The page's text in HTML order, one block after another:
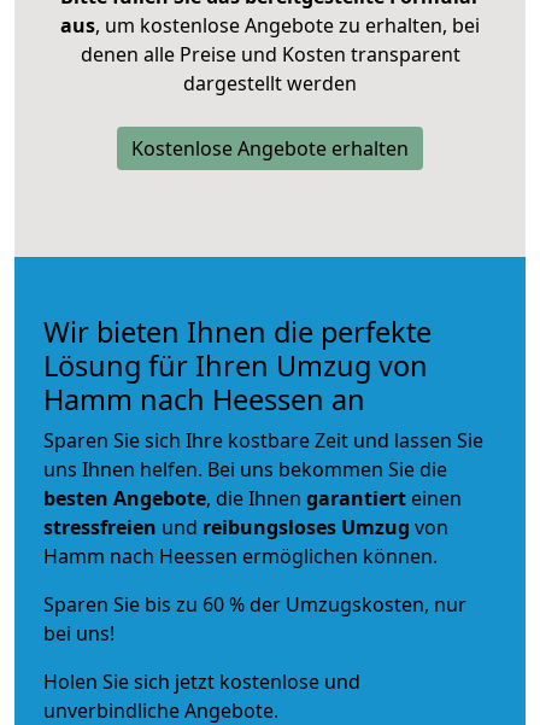
aus, um kostenlose Angebote zu erhalten, bei
denen alle Preise und Kosten transparent
dargestellt werden
Kostenlose Angebote erhalten
Wir bieten Ihnen die perfekte
Lösung für Ihren Umzug von
Hamm nach Heessen an
Sparen Sie sich Ihre kostbare Zeit und lassen Sie
uns Ihnen helfen. Bei uns bekommen Sie die
besten Angebote, die Ihnen garantiert einen
stressfreien und reibungsloses Umzug von
Hamm nach Heessen ermöglichen können.
Sparen Sie bis zu 60 % der Umzugskosten, nur
bei uns!
Holen Sie sich jetzt kostenlose und
unverbindliche Angebote.